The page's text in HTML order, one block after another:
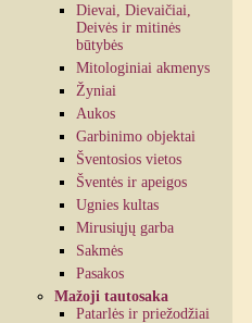
Dievai, Dievaičiai,
Deivės ir mitinės
būtybės
Mitologiniai akmenys
Žyniai
Aukos
Garbinimo objektai
Šventosios vietos
Šventės ir apeigos
Ugnies kultas
Mirusiųjų garba
Sakmės
Pasakos
Mažoji tautosaka
Patarlės ir priežodžiai